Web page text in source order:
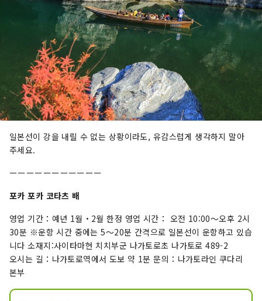
일본선이 강을 내릴 수 없는 상황이라도, 유감스럽게 생각하지 말아
주세요.
ーーーーーーーーーーー
포카 포카 코타츠 배
영업 기간：예년 1월・2월 한정 영업 시간： 오전 10:00～오후 2시
30분 ※운항 시간 중에는 5～20분 간격으로 일본선이 운항하고 있습
니다 소재지:사이타마현 치치부군 나가토로초 나가토로 489-2
오시는 길：나가토로역에서 도보 약 1분 문의：나가토라인 쿠다리
본부